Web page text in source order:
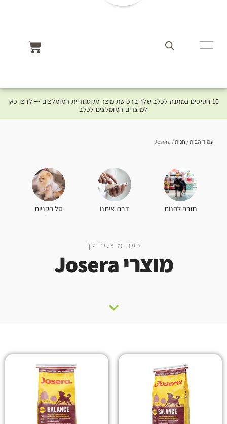
10 חטיפים במתנה לכלב שלך ברכישת מוצר מקטגוריית המומלצים ⤎ לחצו כאן
למוצרים המומלצים לכלב
עמוד הבית/ חנות/ Josera
חזרה לחנות דברו איתנו סל הקניות
כעת מוצגים לך
מוצרי Josera